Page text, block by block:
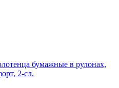
бумажные в рулонах,
2-сл.